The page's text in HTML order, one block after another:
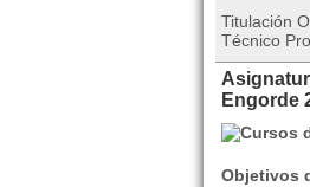
Titulación
Técnico
Engorde
Objetivos